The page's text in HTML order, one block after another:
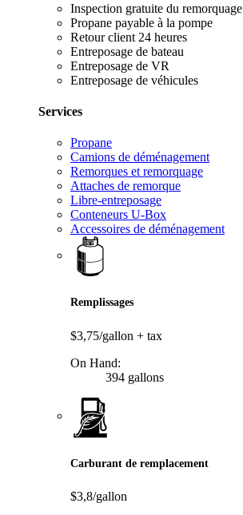
Inspection gratuite du remorquage
Propane payable à la pompe
Retour client 24 heures
Entreposage de bateau
Entreposage de VR
Entreposage de véhicules
Services
Propane
Camions de déménagement
Remorques et remorquage
Attaches de remorque
Libre-entreposage
Conteneurs U-Box
Accessoires de déménagement
Remplissages
$3,75/gallon + tax
On Hand:
394 gallons
Carburant de remplacement
$3,8/gallon